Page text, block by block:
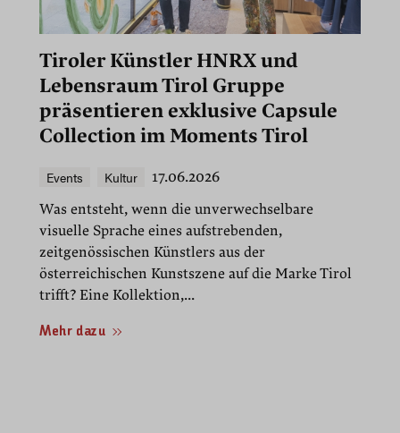
Tiroler Künstler HNRX und
Lebensraum Tirol Gruppe
präsentieren exklusive Capsule
Collection im Moments Tirol
Events Kultur
17.06.2026
Was entsteht, wenn die unverwechselbare
visuelle Sprache eines aufstrebenden,
zeitgenössischen Künstlers aus der
österreichischen Kunstszene auf die Marke Tirol
trifft? Eine Kollektion,...
Mehr dazu